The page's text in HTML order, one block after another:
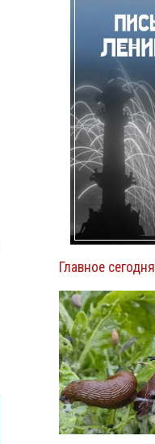
Главное сегодня